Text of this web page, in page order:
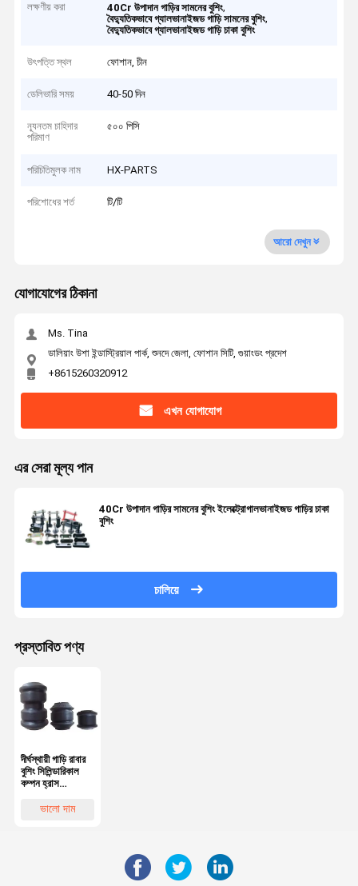
লক্ষণীয় করা 40Cr উপাদান গাড়ির সামনের বুশিং,
বৈদ্যুতিকভাবে গ্যালভানাইজড গাড়ি সামনের বুশিং,
বৈদ্যুতিকভাবে গ্যালভানাইজড গাড়ি চাকা বুশিং
উৎপত্তি স্থল ফোশান, চীন
ডেলিভারি সময় 40-50 দিন
ন্যূনতম চাহিদার
পরিমাণ
৫০০ পিসি
পরিচিতিমুলক নাম HX-PARTS
পরিশোধের শর্ত টি/টি
আরো দেখুন
যোগাযোগের ঠিকানা
Ms. Tina
ডালিয়াং উশা ইন্ডাস্ট্রিয়াল পার্ক, শুনদে জেলা, ফোশান সিটি, গুয়াংডং প্রদেশ
+8615260320912
এখন যোগাযোগ
এর সেরা মূল্য পান
40Cr উপাদান গাড়ির সামনের বুশিং ইলেক্ট্রোগালভানাইজড গাড়ির চাকা
বুশিং
চালিয়ে
প্রস্তাবিত পণ্য
দীর্ঘস্থায়ী গাড়ি রাবার
বুশিং সিলিন্ডারিকাল
কম্পন হ্রাস
ভালো দাম